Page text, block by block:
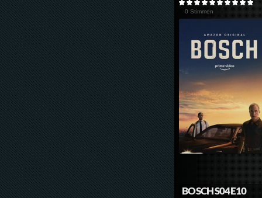
0 Stimmen
BOSCH S04E10